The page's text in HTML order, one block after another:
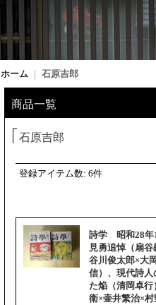
ホーム 石原吉郎
商品一覧
石原吉郎
登録アイテム数: 6件
詩学 昭和28年
見勇追悼（扇
谷川俊太郎×大
信）、現代詩
た焔（清岡卓
衛×壷井繁治×